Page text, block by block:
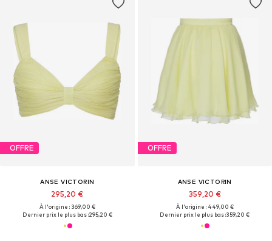
OFFRE
ANSE VICTORIN
295,20 €
À l'origine : 369,00 €
Dernier prix le plus bas :295,20 €
OFFRE
ANSE VICTORIN
359,20 €
À l'origine : 449,00 €
Dernier prix le plus bas :359,20 €